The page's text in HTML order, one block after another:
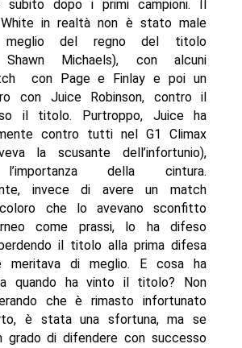
subito dopo i primi campioni. Il
in realtà non è stato male
meglio del regno del titolo
Michaels), con alcuni
con Page e Finlay e poi un
con Juice Robinson, contro il
il titolo. Purtroppo, Juice ha
contro tutti nel G1 Climax
la scusante dell’infortunio),
della cintura.
invece di avere un match
che lo avevano sconfitto
come prassi, lo ha difeso
il titolo alla prima difesa
meritava di meglio. E cosa ha
quando ha vinto il titolo? Non
che è rimasto infortunato
è stata una sfortuna, ma se
di difendere con successo